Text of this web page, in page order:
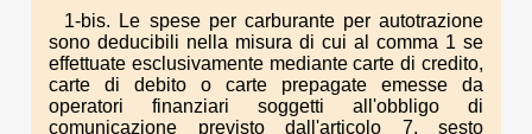
1-bis. Le spese per carburante per autotrazione
sono deducibili nella misura di cui al comma 1 se
effettuate esclusivamente mediante carte di credito,
carte di debito o carte prepagate emesse da
operatori finanziari soggetti all'obbligo di
comunicazione previsto dall'articolo 7, sesto